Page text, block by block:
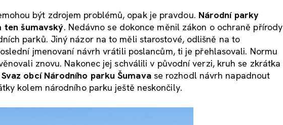
být zdrojem problémů, opak je pravdou. Národní parky
ten šumavský. Nedávno se dokonce měnil zákon o ochraně přírody
parků. Jiný názor na to měli starostové, odlišně na to
jmenovaní návrh vrátili poslancům, ti je přehlasovali. Normu
znovu. Nakonec jej schválili v původní verzi, kruh se zkrátka
Svaz obcí Národního parku Šumavase rozhodl návrh napadnout
kolem národního parku ještě neskončily.